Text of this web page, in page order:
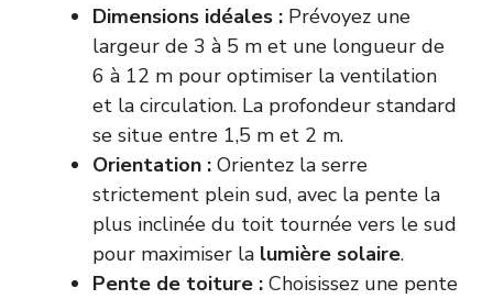
Dimensions idéales : Prévoyez une
largeur de 3 à 5 m et une longueur de
6 à 12 m pour optimiser la ventilation
et la circulation. La profondeur standard
se situe entre 1,5 m et 2 m.
Orientation : Orientez la serre
strictement plein sud, avec la pente la
plus inclinée du toit tournée vers le sud
pour maximiser la lumière solaire.
Pente de toiture : Choisissez une pente